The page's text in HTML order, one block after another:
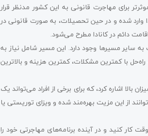
برای مهاجرت قانونی به این کشور مدنظر قرار
وارد شده و در حین تحصیلات، به صورت قانونی در
دائم در کانادا مطرح می‌شود.
سایر مسیرها وجود دارد. این مسیر شامل نیاز به
با کمترین مشکلات، کمترین هزینه و بالاترین
بالا اشاره کرد، که برای برخی از افراد می‌تواند یک
از این مزیت بهره‌مند شده و ویزای توریستی یا
کار کنید و در آینده برنامه‌های مهاجرتی خود را